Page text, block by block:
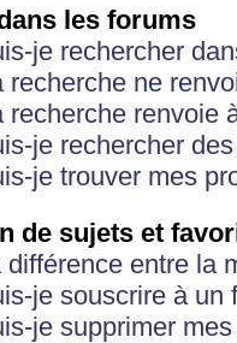
les forums
je rechercher
recherche ne
recherche renvoie
je rechercher
je trouver mes
de sujets et
différence entre la
je souscrire à
je supprimer